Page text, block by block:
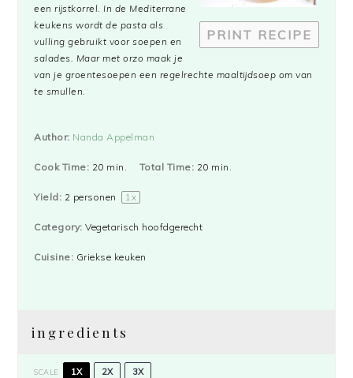
PRINT RECIPE
een rijstkorrel. In de Mediterrane
keukens wordt de pasta als
vulling gebruikt voor soepen en
salades. Maar met orzo maak je
van je groentesoepen een regelrechte maaltijdsoep om van
te smullen.
Author: Nanda Appelman
Cook Time: 20 min. Total Time: 20 min.
Yield: 2 personen 1 x
Category: Vegetarisch hoofdgerecht
Cuisine: Griekse keuken
ingredients
SCALE 1X 2X 3X